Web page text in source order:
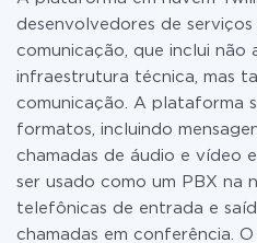
desenvolvedores de
comunicação, que inclui não
infraestrutura técnica, mas
comunicação. A plataforma
formatos, incluindo
chamadas de áudio e vídeo
ser usado como um PBX na
telefônicas de entrada e
chamadas em conferência.